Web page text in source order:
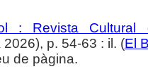
: Revista Cultural
2026), p. 54-63 : il. (El
de pàgina.